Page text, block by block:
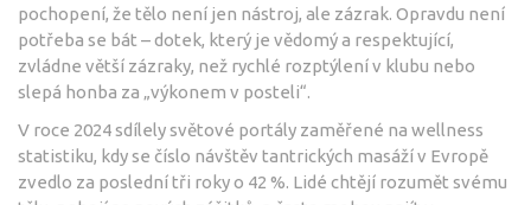
pochopení, že tělo není jen nástroj, ale zázrak. Opravdu není
potřeba se bát – dotek, který je vědomý a respektující,
zvládne větší zázraky, než rychlé rozptýlení v klubu nebo
slepá honba za „výkonem v posteli“.
V roce 2024 sdílely světové portály zaměřené na wellness
statistiku, kdy se číslo návštěv tantrických masáží v Evropě
zvedlo za poslední tři roky o 42 %. Lidé chtějí rozumět svému